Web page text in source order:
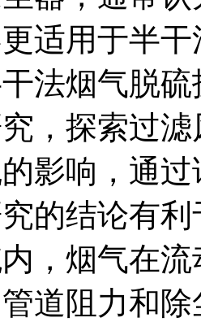
适用于半
法烟气脱
，探索过
影响，通
的结论有
，烟气在
道阻力和